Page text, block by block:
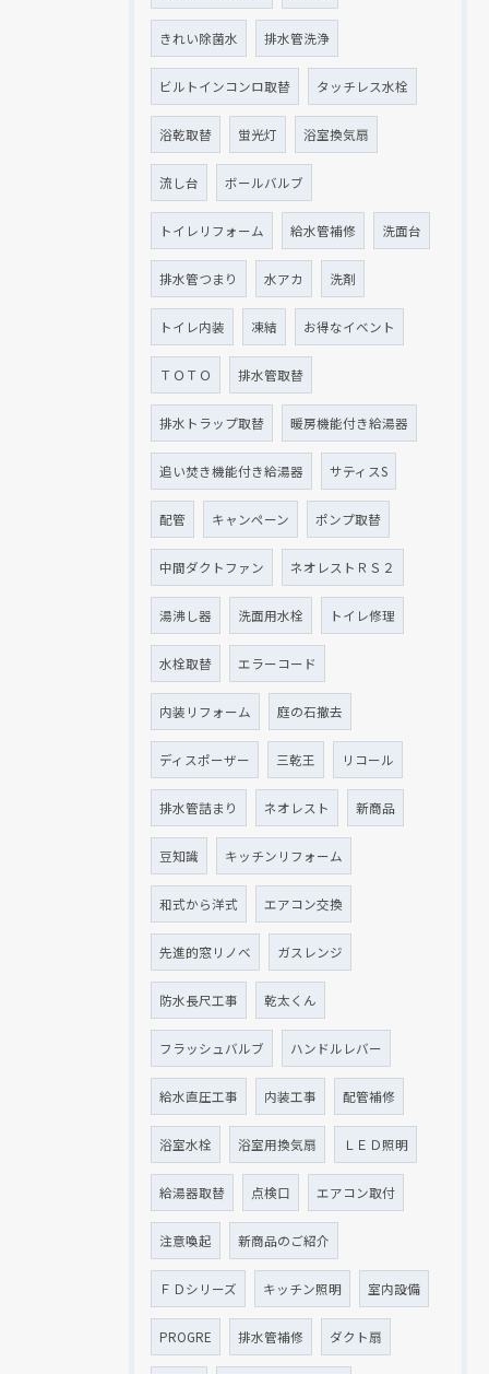
きれい除菌水 排水管洗浄
ビルトインコンロ取替 タッチレス水栓
浴乾取替 蛍光灯 浴室換気扇
流し台 ボールバルブ
トイレリフォーム 給水管補修 洗面台
排水管つまり 水アカ 洗剤
トイレ内装 凍結 お得なイベント
ＴＯＴＯ 排水管取替
排水トラップ取替 暖房機能付き給湯器
追い焚き機能付き給湯器 サティスS
配管 キャンペーン ポンプ取替
中間ダクトファン ネオレストＲＳ２
湯沸し器 洗面用水栓 トイレ修理
水栓取替 エラーコード
内装リフォーム 庭の石撤去
ディスポーザー 三乾王 リコール
排水管詰まり ネオレスト 新商品
豆知識 キッチンリフォーム
和式から洋式 エアコン交換
先進的窓リノベ ガスレンジ
防水長尺工事 乾太くん
フラッシュバルブ ハンドルレバー
給水直圧工事 内装工事 配管補修
浴室水栓 浴室用換気扇 ＬＥＤ照明
給湯器取替 点検口 エアコン取付
注意喚起 新商品のご紹介
ＦＤシリーズ キッチン照明 室内設備
PROGRE 排水管補修 ダクト扇